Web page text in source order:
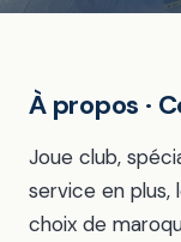
À propos ·
Joue club,
service en plus,
choix de